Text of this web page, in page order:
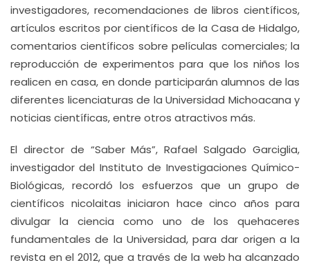
investigadores, recomendaciones de libros científicos,
artículos escritos por científicos de la Casa de Hidalgo,
comentarios científicos sobre películas comerciales; la
reproducción de experimentos para que los niños los
realicen en casa, en donde participarán alumnos de las
diferentes licenciaturas de la Universidad Michoacana y
noticias científicas, entre otros atractivos más.
El director de “Saber Más”, Rafael Salgado Garciglia,
investigador del Instituto de Investigaciones Químico-
Biológicas, recordó los esfuerzos que un grupo de
científicos nicolaitas iniciaron hace cinco años para
divulgar la ciencia como uno de los quehaceres
fundamentales de la Universidad, para dar origen a la
revista en el 2012, que a través de la web ha alcanzado